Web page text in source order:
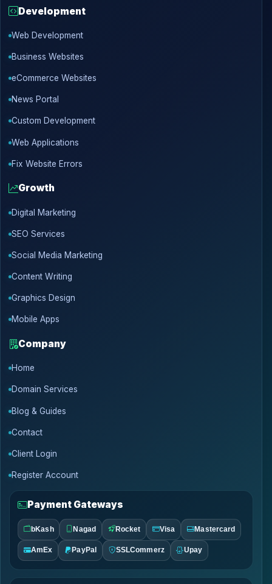
Development
Web Development
Business Websites
eCommerce Websites
News Portal
Custom Development
Web Applications
Fix Website Errors
Growth
Digital Marketing
SEO Services
Social Media Marketing
Content Writing
Graphics Design
Mobile Apps
Company
Home
Domain Services
Blog & Guides
Contact
Client Login
Register Account
Payment Gateways
bKash Nagad Rocket Visa Mastercard
AmEx PayPal SSLCommerz Upay